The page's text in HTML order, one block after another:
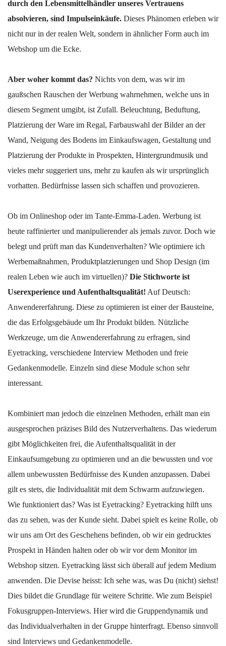
durch den Lebensmittelhändler unseres Vertrauens
absolvieren, sind Impulseinkäufe. Dieses Phänomen erleben wir
nicht nur in der realen Welt, sondern in ähnlicher Form auch im
Webshop um die Ecke.
Aber woher kommt das? Nichts von dem, was wir im
gaußschen Rauschen der Werbung wahrnehmen, welche uns in
diesem Segment umgibt, ist Zufall. Beleuchtung, Beduftung,
Platzierung der Ware im Regal, Farbauswahl der Bilder an der
Wand, Neigung des Bodens im Einkaufswagen, Gestaltung und
Platzierung der Produkte in Prospekten, Hintergrundmusik und
vieles mehr suggeriert uns, mehr zu kaufen als wir ursprünglich
vorhatten. Bedürfnisse lassen sich schaffen und provozieren.
Ob im Onlineshop oder im Tante-Emma-Laden. Werbung ist
heute raffinierter und manipulierender als jemals zuvor. Doch wie
belegt und prüft man das Kundenverhalten? Wie optimiere ich
Werbemaßnahmen, Produktplatzierungen und Shop Design (im
realen Leben wie auch im virtuellen)? Die Stichworte ist
Userexperience und Aufenthaltsqualität! Auf Deutsch:
Anwendererfahrung. Diese zu optimieren ist einer der Bausteine,
die das Erfolgsgebäude um Ihr Produkt bilden. Nützliche
Werkzeuge, um die Anwendererfahrung zu erfragen, sind
Eyetracking, verschiedene Interview Methoden und freie
Gedankenmodelle. Einzeln sind diese Module schon sehr
interessant.
Kombiniert man jedoch die einzelnen Methoden, erhält man ein
ausgesprochen präzises Bild des Nutzerverhaltens. Das wiederum
gibt Möglichkeiten frei, die Aufenthaltsqualität in der
Einkaufsumgebung zu optimieren und an die bewussten und vor
allem unbewussten Bedürfnisse des Kunden anzupassen. Dabei
gilt es stets, die Individualität mit dem Schwarm aufzuwiegen.
Wie funktioniert das? Was ist Eyetracking? Eyetracking hilft uns
das zu sehen, was der Kunde sieht. Dabei spielt es keine Rolle, ob
wir uns am Ort des Geschehens befinden, ob wir ein gedrucktes
Prospekt in Händen halten oder ob wir vor dem Monitor im
Webshop sitzen. Eyetracking lässt sich überall auf jedem Medium
anwenden. Die Devise heisst: Ich sehe was, was Du (nicht) siehst!
Dies bildet die Grundlage für weitere Schritte. Wie zum Beispiel
Fokusgruppen-Interviews. Hier wird die Gruppendynamik und
das Individualverhalten in der Gruppe hinterfragt. Ebenso sinnvoll
sind Interviews und Gedankenmodelle.